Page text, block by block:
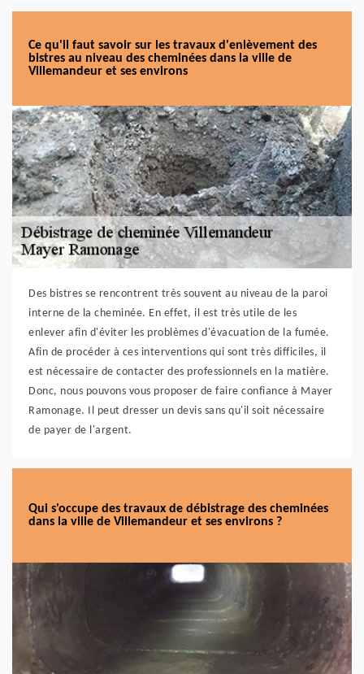
Ce qu'il faut savoir sur les travaux d'enlèvement des
bistres au niveau des cheminées dans la ville de
Villemandeur et ses environs
Des bistres se rencontrent très souvent au niveau de la paroi
interne de la cheminée. En effet, il est très utile de les
enlever afin d'éviter les problèmes d'évacuation de la fumée.
Afin de procéder à ces interventions qui sont très difficiles, il
est nécessaire de contacter des professionnels en la matière.
Donc, nous pouvons vous proposer de faire confiance à Mayer
Ramonage. Il peut dresser un devis sans qu'il soit nécessaire
de payer de l'argent.
Qui s'occupe des travaux de débistrage des cheminées
dans la ville de Villemandeur et ses environs ?